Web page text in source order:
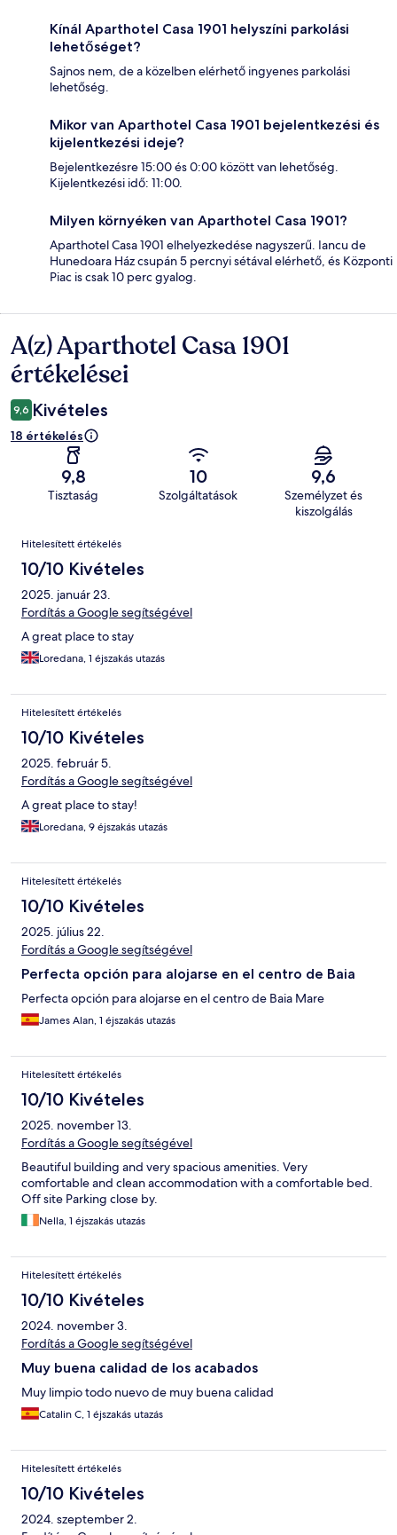
Kínál Aparthotel Casa 1901 helyszíni parkolási
lehetőséget?
Sajnos nem, de a közelben elérhető ingyenes parkolási
lehetőség.
Mikor van Aparthotel Casa 1901 bejelentkezési és
kijelentkezési ideje?
Bejelentkezésre 15:00 és 0:00 között van lehetőség.
Kijelentkezési idő: 11:00.
Milyen környéken van Aparthotel Casa 1901?
Aparthotel Casa 1901 elhelyezkedése nagyszerű. Iancu de
Hunedoara Ház csupán 5 percnyi sétával elérhető, és Központi
Piac is csak 10 perc gyalog.
Értékelések
A(z) Aparthotel Casa 1901
értékelései
9,6 Kivételes
18 értékelés
9,8
Tisztaság
10
Szolgáltatások
9,6
Személyzet és
kiszolgálás
Értékelések
Hitelesített értékelés
10/10 Kivételes
2025. január 23.
Fordítás a Google segítségével
A great place to stay
Loredana, 1 éjszakás utazás
Hitelesített értékelés
10/10 Kivételes
2025. február 5.
Fordítás a Google segítségével
A great place to stay!
Loredana, 9 éjszakás utazás
Hitelesített értékelés
10/10 Kivételes
2025. július 22.
Fordítás a Google segítségével
Perfecta opción para alojarse en el centro de Baia
Perfecta opción para alojarse en el centro de Baia Mare
James Alan, 1 éjszakás utazás
Hitelesített értékelés
10/10 Kivételes
2025. november 13.
Fordítás a Google segítségével
Beautiful building and very spacious amenities. Very
comfortable and clean accommodation with a comfortable bed.
Off site Parking close by.
Nella, 1 éjszakás utazás
Hitelesített értékelés
10/10 Kivételes
2024. november 3.
Fordítás a Google segítségével
Muy buena calidad de los acabados
Muy limpio todo nuevo de muy buena calidad
Catalin C, 1 éjszakás utazás
Hitelesített értékelés
10/10 Kivételes
2024. szeptember 2.